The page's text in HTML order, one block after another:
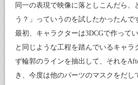
同一の表現で映像に落としこんだら、
う？」っていうのを試したかったんで
最初、キャラクターは3DCGで作って
と同じような工程を踏んでいるキャラ
ず輪郭のラインを抽出して、それを
き、今度は他のパーツのマスクをだ